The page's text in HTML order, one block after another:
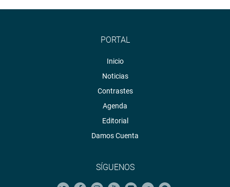
PORTAL
Inicio
Noticias
Contrastes
Agenda
Editorial
Damos Cuenta
SÍGUENOS